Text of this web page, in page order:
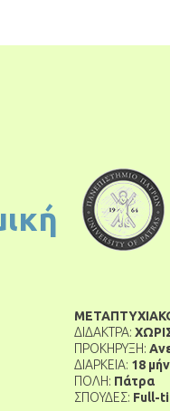
ΔΙΔΑΚΤΡΑ:
ΠΡΟΚΗΡΥΞΗ:
ΔΙΑΡΚΕΙΑ: 18
ΠΟΛΗ: Πάτρα
ΣΠΟΥΔΕΣ: Full-